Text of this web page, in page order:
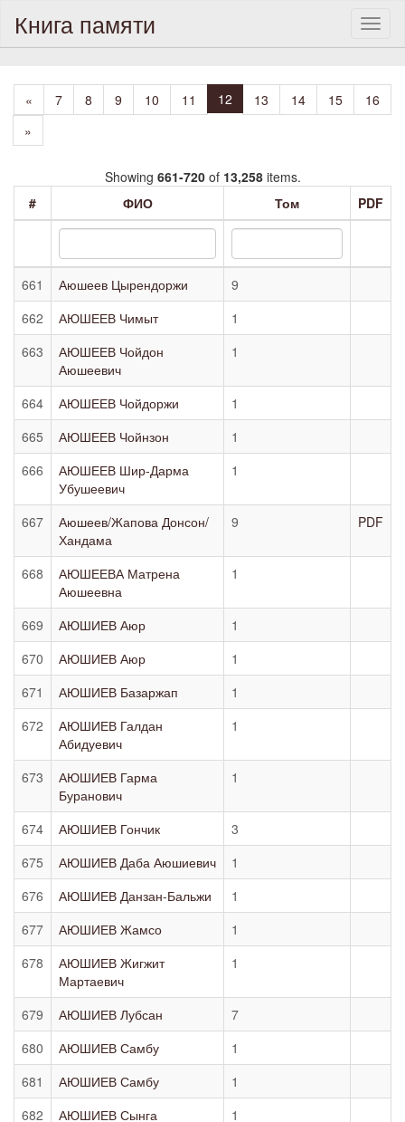
Книга памяти
« 7 8 9 10 11 12 13 14 15
16
»
Showing 661-720of 13,258items.
#
ФИО Том PDF
661 Аюшеев Цырендоржи
9
662
АЮШЕЕВ Чимыт
1
663
АЮШЕЕВ Чойдон
Аюшеевич
1
664 АЮШЕЕВ Чойдоржи
1
665
АЮШЕЕВ Чойнзон
1
666
АЮШЕЕВ Шир-Дарма
Убушеевич
1
667
Аюшеев/Жапова Донсон/
Хандама
9 PDF
668
АЮШЕЕВА Матрена
Аюшеевна
1
669 АЮШИЕВ Аюр
1
670
АЮШИЕВ Аюр
1
671
АЮШИЕВ Базаржап
1
672
АЮШИЕВ Галдан
Абидуевич
1
673
АЮШИЕВ Гарма
Буранович
1
674 АЮШИЕВ Гончик
3
675
АЮШИЕВ Даба Аюшиевич
1
676
АЮШИЕВ Данзан-Бальжи
1
677
АЮШИЕВ Жамсо
1
678
АЮШИЕВ Жигжит
Мартаевич
1
679 АЮШИЕВ Лубсан
7
680
АЮШИЕВ Самбу
1
681
АЮШИЕВ Самбу
1
682
АЮШИЕВ Сынга
1